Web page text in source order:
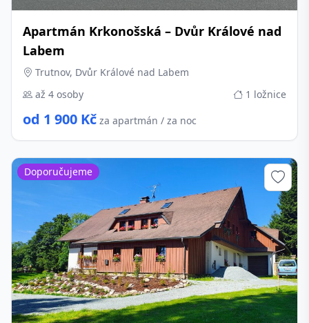
Apartmán Krkonošská – Dvůr Králové nad
Labem
Trutnov, Dvůr Králové nad Labem
až 4 osoby
1 ložnice
od 1 900 Kč za apartmán / za noc
Doporučujeme